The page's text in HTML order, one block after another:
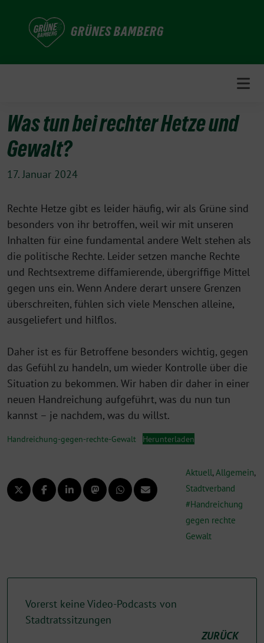
GRÜNES BAMBERG
Was tun bei rechter Hetze und
Gewalt?
17. Januar 2024
Rechte Hetze gibt es leider häufig, wir als Grüne sind
besonders von ihr betroffen, weil wir mit unseren
Inhalten für eine fundamental andere Welt stehen als
die politische Rechte. Leider setzen manche Rechte
und Rechtsextreme diffamierende, übergriffige Mittel
gegen uns ein. Wenn Andere derart unsere Grenzen
überschreiten, fühlen sich viele Menschen alleine,
ausgeliefert und hilflos.
Daher ist es für Betroffene besonders wichtig, gegen
das Gefühl zu handeln, um wieder Kontrolle über die
Situation zu bekommen. Wir haben dir daher in einer
neuen Handreichung aufgeführt, was du nun tun
kannst – je nachdem, was du willst.
Handreichung-gegen-rechte-Gewalt Herunterladen
Aktuell,Allgemein,
Stadtverband
Handreichung
gegen rechte
Gewalt
Vorerst keine Video-Podcasts von
Stadtratssitzungen
ZURÜCK